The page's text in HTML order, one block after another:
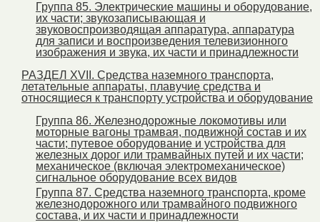
Группа 85. Электрические машины и оборудование,
их части; звукозаписывающая и
звуковоспроизводящая аппаратура, аппаратура
для записи и воспроизведения телевизионного
изображения и звука, их части и принадлежности
РАЗДЕЛ XVII. Средства наземного транспорта,
летательные аппараты, плавучие средства и
относящиеся к транспорту устройства и оборудование
Группа 86. Железнодорожные локомотивы или
моторные вагоны трамвая, подвижной состав и их
части; путевое оборудование и устройства для
железных дорог или трамвайных путей и их части;
механическое (включая электромеханическое)
сигнальное оборудование всех видов
Группа 87. Средства наземного транспорта, кроме
железнодорожного или трамвайного подвижного
состава, и их части и принадлежности